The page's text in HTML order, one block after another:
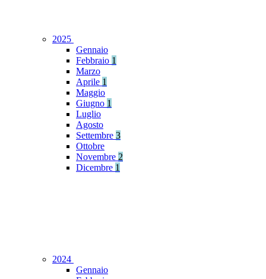
2025
Gennaio
Febbraio 1
Marzo
Aprile 1
Maggio
Giugno 1
Luglio
Agosto
Settembre 3
Ottobre
Novembre 2
Dicembre 1
2024
Gennaio